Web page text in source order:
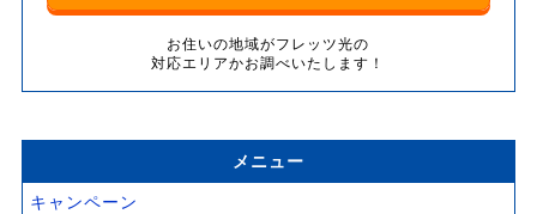
お住いの地域がフレッツ光の
対応エリアかお調べいたします！
メニュー
キャンペーン